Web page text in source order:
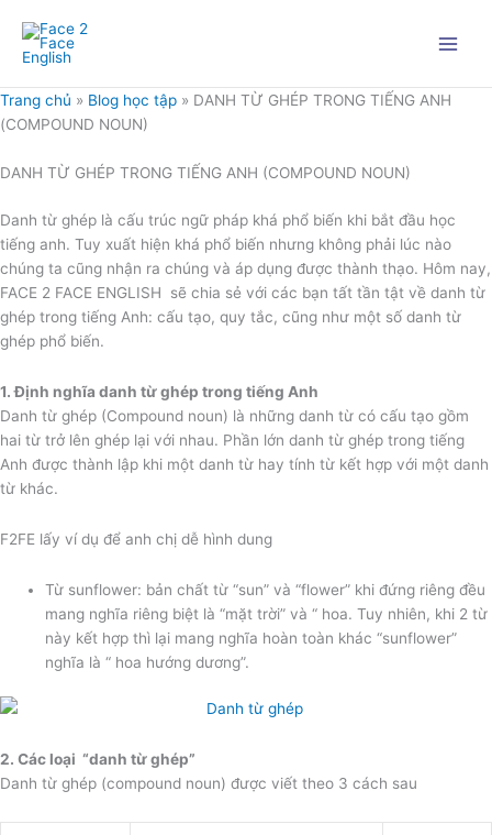
dung
Trang chủ » Blog học tập » DANH TỪ GHÉP TRONG TIẾNG ANH
(COMPOUND NOUN)
DANH TỪ GHÉP TRONG TIẾNG ANH (COMPOUND NOUN)
Danh từ ghép là cấu trúc ngữ pháp khá phổ biến khi bắt đầu học
tiếng anh. Tuy xuất hiện khá phổ biến nhưng không phải lúc nào
chúng ta cũng nhận ra chúng và áp dụng được thành thạo. Hôm nay,
FACE 2 FACE ENGLISH sẽ chia sẻ với các bạn tất tần tật về danh từ
ghép trong tiếng Anh: cấu tạo, quy tắc, cũng như một số danh từ
ghép phổ biến.
1. Định nghĩa danh từ ghép trong tiếng Anh
Danh từ ghép (Compound noun) là những danh từ có cấu tạo gồm
hai từ trở lên ghép lại với nhau. Phần lớn danh từ ghép trong tiếng
Anh được thành lập khi một danh từ hay tính từ kết hợp với một danh
từ khác.
F2FE lấy ví dụ để anh chị dễ hình dung
Từ sunflower: bản chất từ “sun” và “flower” khi đứng riêng đều
mang nghĩa riêng biệt là “mặt trời” và “ hoa. Tuy nhiên, khi 2 từ
này kết hợp thì lại mang nghĩa hoàn toàn khác “sunflower”
nghĩa là “ hoa hướng dương”.
2. Các loại “danh từ ghép”
Danh từ ghép (compound noun) được viết theo 3 cách sau